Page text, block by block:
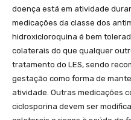
doença está em atividade
medicações da classe dos
hidroxicloroquina é bem
colaterais do que qualquer
tratamento do LES, sendo
gestação como forma de
atividade. Outras medicações
ciclosporina devem ser